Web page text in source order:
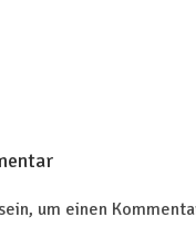
sein, um einen